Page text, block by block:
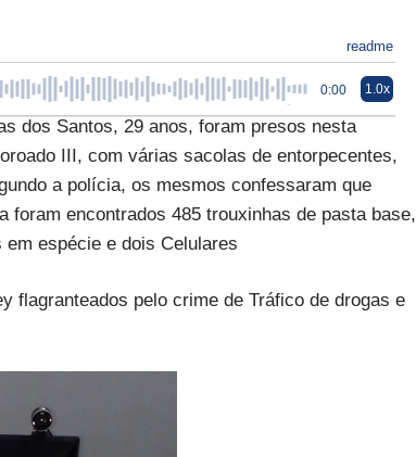
readme
0:00 1.0x
dos Santos, 29 anos, foram presos nesta
III, com várias sacolas de entorpecentes,
a polícia, os mesmos confessaram que
encontrados 485 trouxinhas de pasta base,
espécie e dois Celulares
flagranteados pelo crime de Tráfico de drogas e